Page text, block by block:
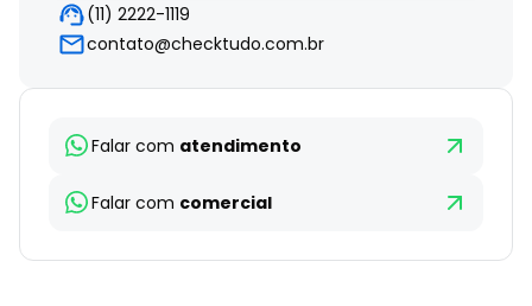
(11) 2222-1119
contato@checktudo.com.br
Falar com atendimento
Falar com comercial